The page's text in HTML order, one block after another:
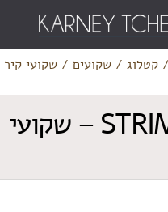
קטלוג/ שקועים/ שקועי קיר
STRIMG 20 – שקועי